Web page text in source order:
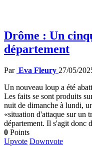
Drôme : Un
département
Par Eva Fleury 27/05/
Un nouveau loup a été
Les faits se sont produits
nuit de dimanche à lundi,
«situation d'attaque sur un
département. Il s'agit donc
0 Points
Upvote Downvote